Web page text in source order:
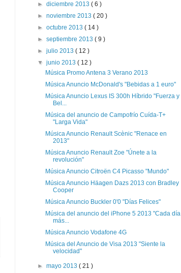
►diciembre 2013( 6 )
►noviembre 2013( 20 )
►octubre 2013( 14 )
►septiembre 2013( 9 )
►julio 2013( 12 )
▼junio 2013( 12 )
Música Promo Antena 3 Verano 2013
Música Anuncio McDonald's "Bebidas a 1 euro"
Música Anuncio Lexus IS 300h Híbrido "Fuerza y
Bel...
Música del anuncio de Campofrío Cuída-T+
"Larga Vida"
Música Anuncio Renault Scènic "Renace en
2013"
Música Anuncio Renault Zoe "Únete a la
revolución"
Música Anuncio Citroën C4 Picasso "Mundo"
Música Anuncio Häagen Dazs 2013 con Bradley
Cooper
Música Anuncio Buckler 0'0 "Días Felices"
Música del anuncio del iPhone 5 2013 "Cada día
más...
Música Anuncio Vodafone 4G
Música del Anuncio de Visa 2013 "Siente la
velocidad"
►mayo 2013( 21 )